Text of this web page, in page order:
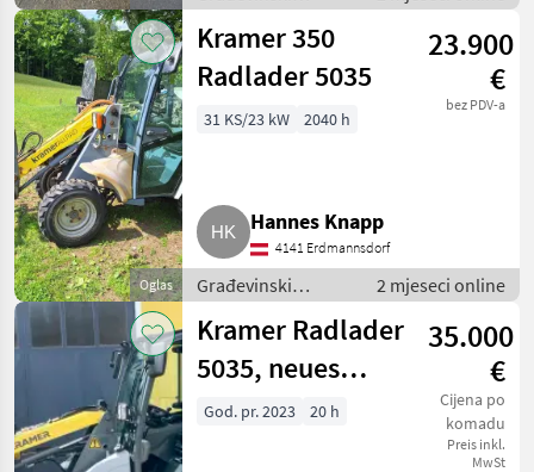
strojevi / Bageri
točkaši
Oglas
Kramer 350
Radlader 5035
23.900
€
bez PDV-a
31 KS/23 kW 2040 h
Hannes Knapp
4141 Erdmannsdorf
Građevinski
strojevi / Bageri
točkaši
2 mjeseci online
Kramer Radlader
5035, neues
Modell, nur 20
35.000
€
Cijena po
komadu
Preis inkl.
MwSt
God. pr. 2023 20 h